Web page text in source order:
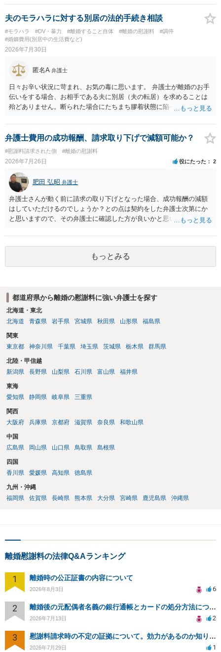
個別の事情によりますので、お早めに弁護士に相談されることをおす
すめします。
夫のモラハラに対する別居の法的手続き相談
#モラハラ #DV・暴力 #離婚すること自体 #離婚の慰謝料
#調停
#婚姻費用(別居中の生活費など)
2026年7月30日
匿名A 弁護士
日々お辛い状況に苛まれ、お気の毒に思います。 弁護士が離婚のお手
伝いをする場合、お相手である夫に別居（夫の転居）を求めることは
殆どありません。断られた場合にたちまち膠着状態に陥ってしまうの
高いためです。 実務的には、ご相談者さまが転居する形で離婚協議等
を進める選択を採らざるを得ないことが圧倒的多数です。
弁護士費用の成功報酬、請求取り下げで減額可能か？
#慰謝料請求された側 #離婚の慰謝料
2026年7月26日 役にたった 2
肥田 弘昭 弁護士
弁護士さんが動く前に請求の取り下げとなった場合、成功報酬の減額
はしていただけるのでしょうか？との点は契約をした弁護士次第にか
と思いますので、その弁護士に確認した方が良いかと思います。ご参
もっとみる
都道府県から離婚の慰謝料に強い弁護士を探す
北海道・東北
北海道
青森県 岩手県 宮城県 秋田県 山形県 福島県
関東
東京都
神奈川県 千葉県 埼玉県 茨城県 栃木県 群馬県
北陸・甲信越
新潟県
長野県 山梨県 石川県 富山県 福井県
東海
愛知県
静岡県 岐阜県 三重県
関西
大阪府
兵庫県 京都府 滋賀県 奈良県 和歌山県
中国
広島県
岡山県 山口県 鳥取県 島根県
四国
香川県
愛媛県 高知県 徳島県
九州・沖縄
福岡県
佐賀県 長崎県 熊本県 大分県 宮崎県 鹿児島県 沖縄県
離婚慰謝料の法律Q&Aランキング
1 離婚時の公正証書の内容について
2026年8月3日 6
2 離婚後の元配偶者名義の銀行通帳とカードの処分方法について
2026年7月13日 2
3 慰謝料請求時の不定の証拠について。効力があるのか知りたい。
2026年7月29日 1